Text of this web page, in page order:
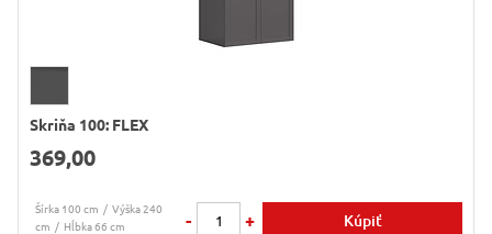
Skriňa 100: FLEX
369,00
Šírka 100 cm
Výška 240
cm
Hĺbka 66 cm - + Kúpiť